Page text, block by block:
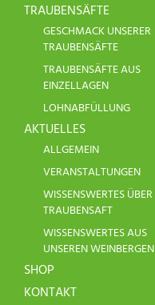
TRAUBENSÄFTE
GESCHMACK UNSERER
TRAUBENSÄFTE
TRAUBENSÄFTE AUS
EINZELLAGEN
LOHNABFÜLLUNG
AKTUELLES
ALLGEMEIN
VERANSTALTUNGEN
WISSENSWERTES ÜBER
TRAUBENSAFT
WISSENSWERTES AUS
UNSEREN WEINBERGEN
SHOP
KONTAKT